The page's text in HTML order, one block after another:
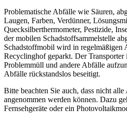
Problematische Abfälle wie Säuren,
Laugen, Farben, Verdünner,
Quecksilberthermometer, Pestizide,
der mobilen Schadstoffsammelstelle
Schadstoffmobil wird in regelmäßigen
Recyclinghof geparkt. Der Transporter
Problemmüll und andere Abfälle
Abfälle rückstandslos beseitigt.
Bitte beachten Sie auch, dass nicht
angenommen werden können. Dazu
Fernsehgeräte oder ein